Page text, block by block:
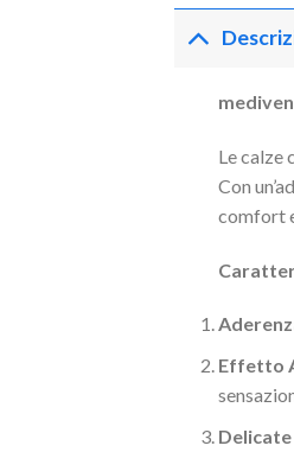
Le calze
Con
comfort
Effetto
Delicate